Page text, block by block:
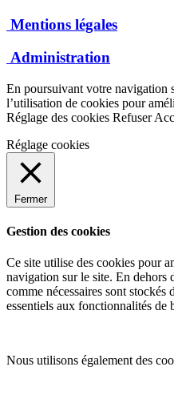
Mentions légales
Administration
En poursuivant votre navigation
l’utilisation de cookies pour
Réglage des cookies Refuser
Réglage cookies
Fermer
Gestion des cookies
Ce site utilise des cookies pour
navigation sur le site. En dehors
comme nécessaires sont
essentiels aux fonctionnalités de
Nous utilisons également des